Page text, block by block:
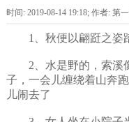
时间: 2019-08-14 19:18; 作者: 第
1、秋便以翩跹之姿
2、水是野的，索溪
子，一会儿缠绕着山奔
儿闹去了